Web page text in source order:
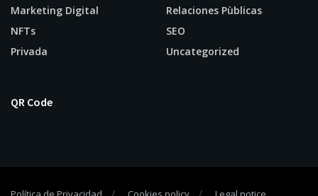
Marketing Digital
NFTs
Privada
Relaciones Pùblicas
SEO
Uncategorized
QR Code